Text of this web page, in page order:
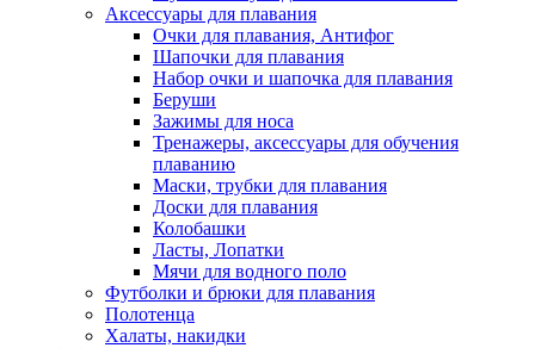
Аксессуары для плавания
Очки для плавания, Антифог
Шапочки для плавания
Набор очки и шапочка для плавания
Беруши
Зажимы для носа
Тренажеры, аксессуары для обучения
плаванию
Маски, трубки для плавания
Доски для плавания
Колобашки
Ласты, Лопатки
Мячи для водного поло
Футболки и брюки для плавания
Полотенца
Халаты, накидки